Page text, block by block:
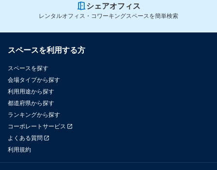
シェアオフィス
レンタルオフィス・コワーキングスペースを簡単検索
スペースを利用する方
スペースを探す
会場タイプから探す
利用用途から探す
都道府県から探す
ランキングから探す
コーポレートサービス
よくある質問
利用規約